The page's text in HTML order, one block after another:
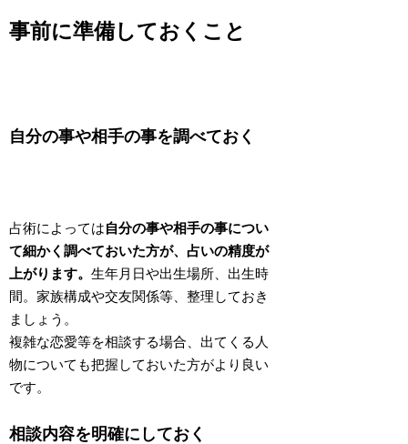
事前に準備しておくこと
自分の事や相手の事を調べておく
占術によっては自分の事や相手の事につい
て細かく調べておいた方が、占いの精度が
上がります。生年月日や出生場所、出生時
間。家族構成や交友関係等、整理しておき
ましょう。
複雑な恋愛等を相談する場合、出てくる人
物についても把握しておいた方がより良い
です。
相談内容を明確にしておく